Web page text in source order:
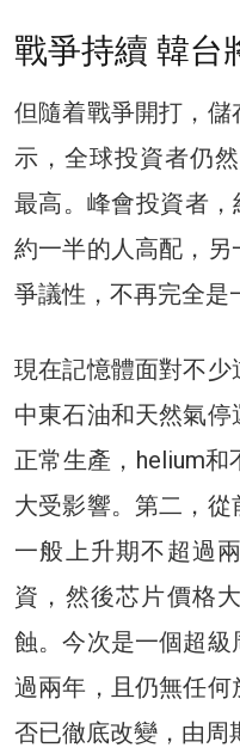
戰爭持續 韓台
但隨着戰爭開打，
示，全球投資者仍
最高。峰會投資者
約一半的人高配，
爭議性，不再完全是
現在記憶體面對不少
中東石油和天然氣
正常生產，helium
大受影響。第二，從
一般上升期不超過
資，然後芯片價格
蝕。今次是一個超
過兩年，且仍無任
否已徹底改變，由周